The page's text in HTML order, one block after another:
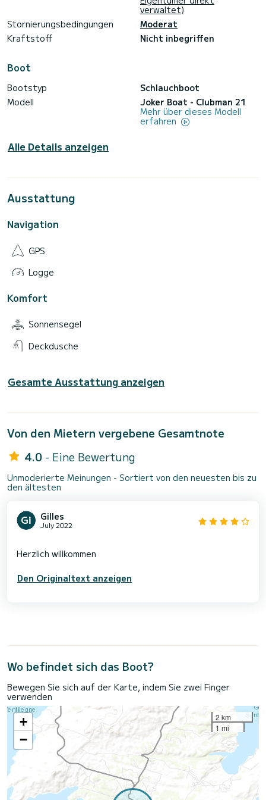
verwaltet)
Stornierungsbedingungen
Moderat
Kraftstoff
Nicht inbegriffen
Boot
Bootstyp
Schlauchboot
Modell
Joker Boat - Clubman 21
Mehr über dieses Modell
erfahren
Alle Details anzeigen
Ausstattung
Navigation
GPS
Logge
Komfort
Sonnensegel
Deckdusche
Gesamte Ausstattung anzeigen
Von den Mietern vergebene Gesamtnote
4.0 - Eine Bewertung
Unmoderierte Meinungen - Sortiert von den neuesten bis zu
den ältesten
Gilles
July 2022
Den Originaltext anzeigen
Wo befindet sich das Boot?
Bewegen Sie sich auf der Karte, indem Sie zwei Finger
verwenden
+
−
2 km
1 mi